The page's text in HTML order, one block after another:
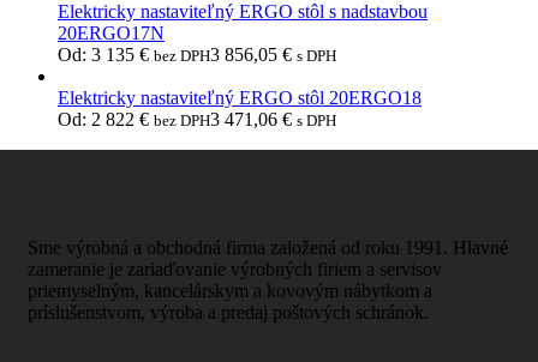
Elektricky nastaviteľný ERGO stôl s nadstavbou
20ERGO17N
Od: 3 135 € bez DPH3 856,05 € s DPH
Elektricky nastaviteľný ERGO stôl 20ERGO18
Od: 2 822 € bez DPH3 471,06 € s DPH
Sme výrobná a obchodná firma založená od roku 1991. Hlavné
zameranie je zariaďovanie výrobných firiem a servisov
priemyselným, kancelárskym a kovovým nábytkom a
príslušenstvom, výroba a predaj poštových schránok.